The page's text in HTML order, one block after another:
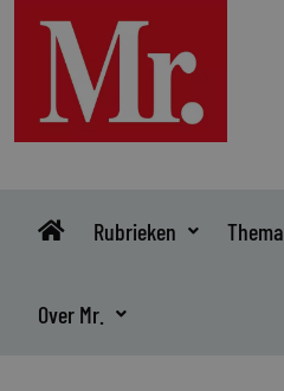
inhoud
Rubrieken
Over Mr.